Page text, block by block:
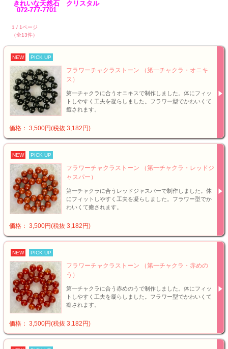
きれいな天然石 クリスタル
072-777-7701
1 / 1ページ
（全13件）
NEW PICK UP
フラワーチャクラストーン （第一チャクラ・オニキ
ス）
第一チャクラに合うオニキスで制作しました。体にフィッ
トしやすく工夫を凝らしました。フラワー型でかわいくて
癒されます。
価格： 3,500円(税抜 3,182円)
NEW PICK UP
フラワーチャクラストーン （第一チャクラ・レッドジ
ャスパー）
第一チャクラに合うレッドジャスパーで制作しました。体
にフィットしやすく工夫を凝らしました。フラワー型でか
わいくて癒されます。
価格： 3,500円(税抜 3,182円)
NEW PICK UP
フラワーチャクラストーン （第一チャクラ・赤めの
う）
第一チャクラに合う赤めのうで制作しました。体にフィッ
トしやすく工夫を凝らしました。フラワー型でかわいくて
癒されます。
価格： 3,500円(税抜 3,182円)